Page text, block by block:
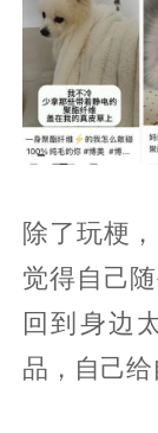
除了玩梗
觉得自己
回到身边
品，自己给